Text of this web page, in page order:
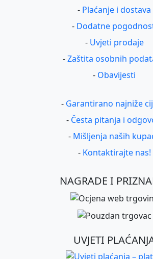
- Plaćanje i dostava
- Dodatne
- Uvjeti prodaje
-Zaštita osobnih
- Obavijesti
- Garantirano najniže
- Česta pitanja i
- Mišljenja naših
- Kontaktirajte nas!
NAGRADE I
UVJETI